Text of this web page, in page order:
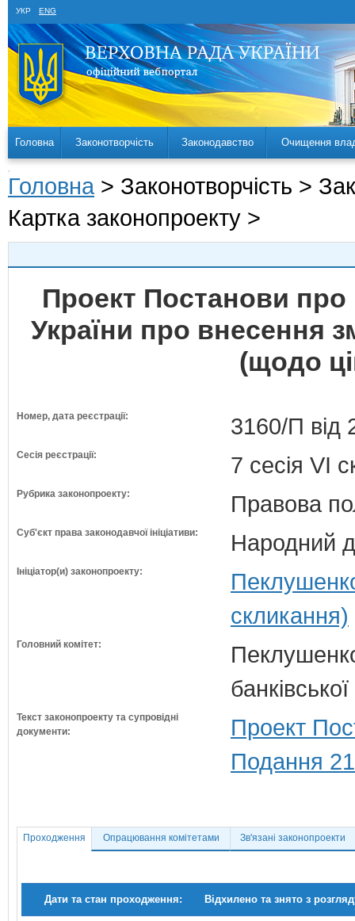
УКР ENG
Головна Законотворчість Законодавство Очищення
Головна > Законотворчість >
Картка законопроекту >
Проект Постанови про
України про внесення
(щодо
Номер, дата реєстрації: 3160/П від
Сесія реєстрації: 7 сесія VI
Рубрика законопроекту: Правова
Суб'єкт права законодавчої ініціативи: Народний
Ініціатор(и) законопроекту:
скликання)
Головний комітет:
Текст законопроекту та супровідні
документи:
Проект
Подання
Проходження Опрацювання комітетами Зв'язані законопроекти
Дати та стан проходження: Відхилено та знято з